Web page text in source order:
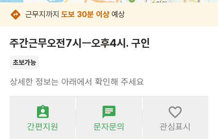
근무지까지 도보 30분 이상 예상
주간근무오전7시ㅡ오후4시. 구인
초보가능
상세한 정보는 아래에서 확인해 주세요
간편지원 문자문의 관심표시